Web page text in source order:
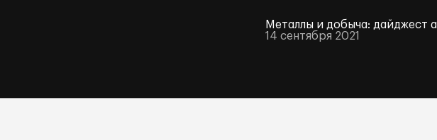
Металлы и добыча: дайджест
14 сентября 2021